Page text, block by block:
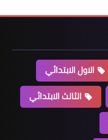
الاول الابتدائي
الثالث الابتدائي